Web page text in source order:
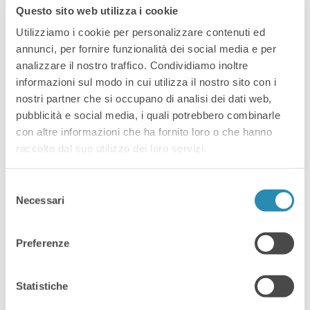
Questo sito web utilizza i cookie
Utilizziamo i cookie per personalizzare contenuti ed
annunci, per fornire funzionalità dei social media e per
analizzare il nostro traffico. Condividiamo inoltre
informazioni sul modo in cui utilizza il nostro sito con i
nostri partner che si occupano di analisi dei dati web,
pubblicità e social media, i quali potrebbero combinarle
con altre informazioni che ha fornito loro o che hanno
raccolto dal suo utilizzo dei loro servizi.
delNecessari
Preferenze
Statistiche
basati sull’IA per il fotoritocco
professionale.
Costi di partecipazione
150 € iva esclusa: 2 giornate
(compreso servizio catering per
pausa pranzo)
130 € iva esclusa: 1 giornata
pausa pranzo)
ASSOCIATI a Confartigianato
Durante le pause fra le sessioni è